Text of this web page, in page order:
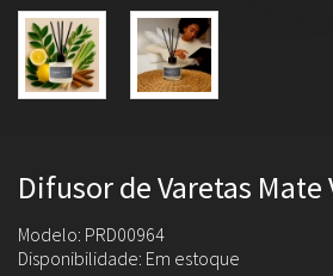
Difusor de Varetas Mate
Modelo: PRD00964
Disponibilidade: Em estoque